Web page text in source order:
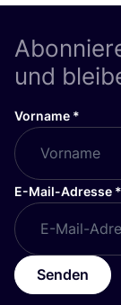
und
Vorname *
E-Mail-Adresse *
Senden